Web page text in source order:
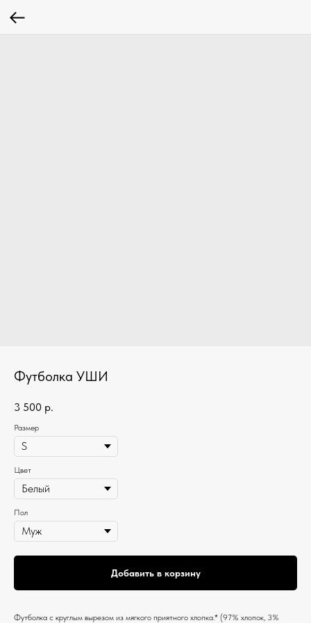
Футболка УШИ
3 500 р.
Размер
Цвет
Пол
Добавить в корзину
Футболка c круглым вырезом из мягкого приятного хлопка.* (97% хлопок, 3%